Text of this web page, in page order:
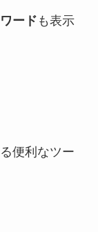
ードも表示
便利なツー